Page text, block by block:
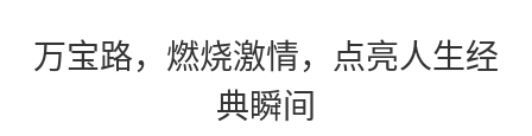
万宝路，燃烧激情，点亮人生经
典瞬间